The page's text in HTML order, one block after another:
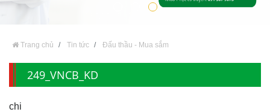
Trang chủ Tin tức Đấu thầu - Mua sắm
249_VNCB_KD
chi